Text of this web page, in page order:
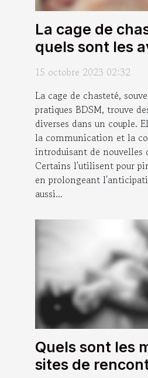
La cage de
quels sont les
pour un couple
15 octobre 2023 02:32
La cage de chasteté,
pratiques BDSM, trouve
diverses dans un couple.
la communication et la
introduisant de nouvelles
Certains l'utilisent pour
en prolongeant
aussi...
Quels sont les
sites de